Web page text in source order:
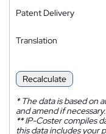
Patent Delivery
Translation
Recalculate
*The data is based on
and amend if necessary.
**IP-Coster compiles
this data includes your